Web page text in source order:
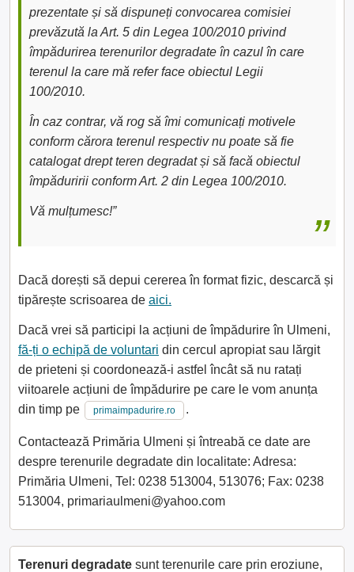
prezentate și să dispuneți convocarea comisiei
prevăzută la Art. 5 din Legea 100/2010 privind
împădurirea terenurilor degradate în cazul în care
terenul la care mă refer face obiectul Legii
100/2010.
În caz contrar, vă rog să îmi comunicați motivele
conform cărora terenul respectiv nu poate să fie
catalogat drept teren degradat și să facă obiectul
împăduririi conform Art. 2 din Legea 100/2010.
Vă mulțumesc!”
Dacă dorești să depui cererea în format fizic, descarcă și
tipărește scrisoarea de aici.
Dacă vrei să participi la acțiuni de împădurire în Ulmeni,
fă-ți o echipă de voluntari din cercul apropiat sau lărgit
de prieteni și coordonează-i astfel încât să nu ratați
viitoarele acțiuni de împădurire pe care le vom anunța
din timp pe
primaimpadurire.ro .
Contactează Primăria Ulmeni și întreabă ce date are
despre terenurile degradate din localitate: Adresa:
Primăria Ulmeni, Tel: 0238 513004, 513076; Fax: 0238
513004, primariaulmeni@yahoo.com
Terenuri degradate sunt terenurile care prin eroziune,